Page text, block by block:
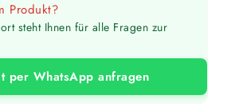
Produkt?
steht Ihnen für alle Fragen zur
per WhatsApp anfragen